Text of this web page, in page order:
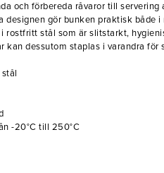
och förbereda råvaror till servering
designen gör bunken praktisk både
rostfritt stål som är slitstarkt,
kan dessutom staplas i varandra för
-20°C till 250°C